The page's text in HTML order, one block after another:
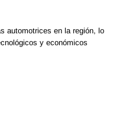
automotrices en la región, lo
y económicos